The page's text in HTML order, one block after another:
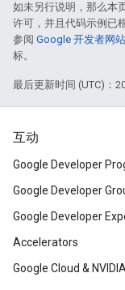
如未另行说明，那么本
许可，并且代码示例已
参阅 Google 开发者网
标。
最后更新时间 (UTC)：
互动
Google Developer
Google Developer
Google Developer
Accelerators
Google Cloud & NVIDIA